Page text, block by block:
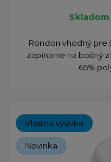
Skladom
Rondon vhodný pre
zapínanie na bočný
65%
Vlastná výšivka
Novinka